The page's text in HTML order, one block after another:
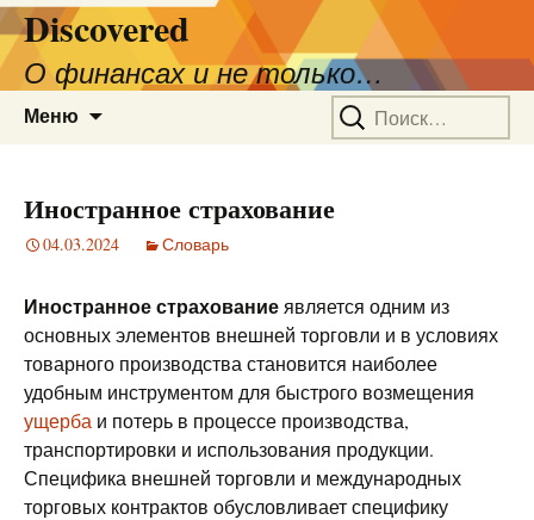
Discovered
О финансах и не только…
Меню Найти:
Иностранное страхование
04.03.2024 Словарь
Иностранное страхование является одним из
основных элементов внешней торговли и в условиях
товарного производства становится наиболее
удобным инструментом для быстрого возмещения
ущерба и потерь в процессе производства,
транспортировки и использования продукции.
Специфика внешней торговли и международных
торговых контрактов обусловливает специфику